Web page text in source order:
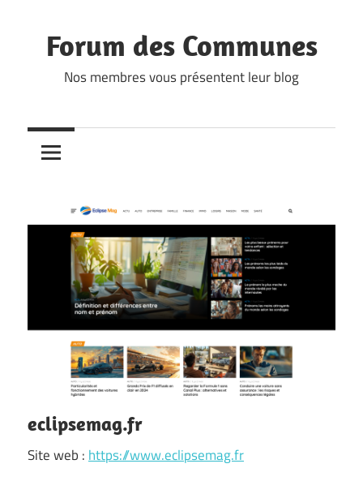
content
Forum des Communes
Nos membres vous présentent leur blog
eclipsemag.fr
Site web : https://www.eclipsemag.fr